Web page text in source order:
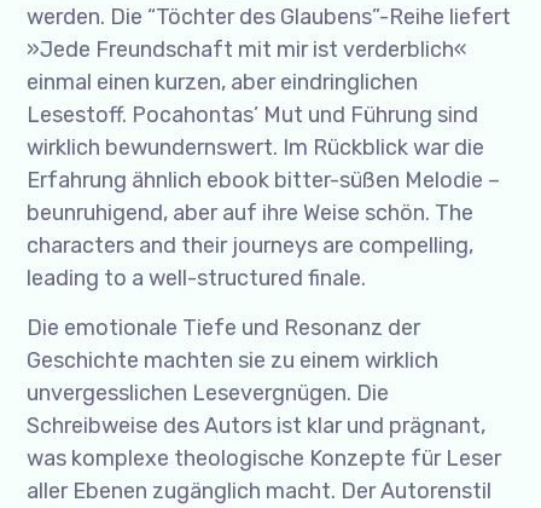
werden. Die “Töchter des Glaubens”-Reihe liefert
»Jede Freundschaft mit mir ist verderblich«
einmal einen kurzen, aber eindringlichen
Lesestoff. Pocahontas’ Mut und Führung sind
wirklich bewundernswert. Im Rückblick war die
Erfahrung ähnlich ebook bitter-süßen Melodie –
beunruhigend, aber auf ihre Weise schön. The
characters and their journeys are compelling,
leading to a well-structured finale.
Die emotionale Tiefe und Resonanz der
Geschichte machten sie zu einem wirklich
unvergesslichen Lesevergnügen. Die
Schreibweise des Autors ist klar und prägnant,
was komplexe theologische Konzepte für Leser
aller Ebenen zugänglich macht. Der Autorenstil